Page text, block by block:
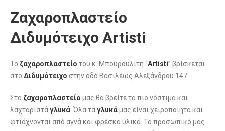
Ζαχαροπλαστείο
Διδυμότειχο Artisti
Το ζαχαροπλαστείο του κ. Μπουρουλίτη “Artisti” βρίσκεται
στο Διδυμότειχο στην οδό Βασιλέως Αλεξάνδρου 147.
Στο ζαχαροπλαστείο μας θα βρείτε τα πιο νόστιμα και
λαχταριστάγλυκά. Όλα ταγλυκάμας είναι χειροποίητα και
φτιάχνονται από αγνά και φρέσκα υλικά. Το προσωπικό μας